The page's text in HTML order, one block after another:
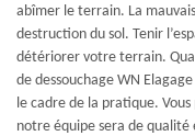
abîmer le terrain. La
destruction du sol. Tenir
détériorer votre terrain.
de dessouchage WN
le cadre de la pratique.
notre équipe sera de